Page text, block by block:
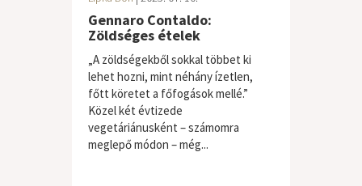
Gennaro Contaldo:
Zöldséges ételek
„A zöldségekből sokkal többet ki
lehet hozni, mint néhány ízetlen,
főtt köretet a főfogások mellé.”
Közel két évtizede
vegetáriánusként – számomra
meglepő módon – még...